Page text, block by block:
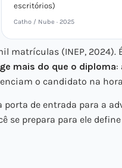
escritórios)
Catho / Nube · 2025
matrículas (INEP, 2024).
mais do que o diploma:
o candidato na
de entrada para a
se prepara para ele